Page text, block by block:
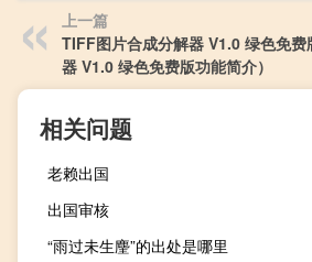
上一篇
TIFF图片合成分解器 V1.0 绿色免
器 V1.0 绿色免费版功能简介）
相关问题
老赖出国
出国审核
“雨过未生麈”的出处是哪里